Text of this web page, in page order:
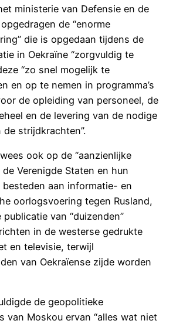
ministerie van Defensie en de
de “enorme
die is opgedaan tijdens de
in Oekraïne “zorgvuldig te
“zo snel mogelijk te
en op te nemen in programma’s
de opleiding van personeel, de
en de levering van de nodige
strijdkrachten”.
ook op de “aanzienlijke
de Verenigde Staten en hun
aan informatie- en
oorlogsvoering tegen Rusland,
van “duizenden”
in de westerse gedrukte
en televisie, terwijl
van Oekraïense zijde worden
de geopolitieke
van Moskou ervan “alles wat niet